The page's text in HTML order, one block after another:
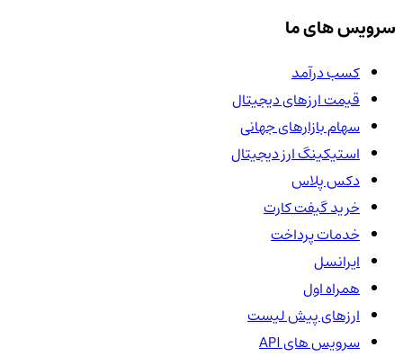
سرویس های ما
کسب درآمد
قیمت ارزهای دیجیتال
سهام بازارهای جهانی
استیکینگ ارز دیجیتال
دکس پلاس
خرید گیفت کارت
خدمات پرداخت
ایرانسل
همراه اول
ارزهای پیش لیست
سرویس های API